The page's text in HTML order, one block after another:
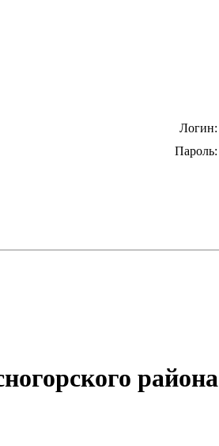
Логин:
Пароль:
района